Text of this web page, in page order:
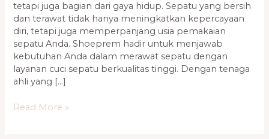
tetapi juga bagian dari gaya hidup. Sepatu yang bersih
dan terawat tidak hanya meningkatkan kepercayaan
diri, tetapi juga memperpanjang usia pemakaian
sepatu Anda. Shoeprem hadir untuk menjawab
kebutuhan Anda dalam merawat sepatu dengan
layanan cuci sepatu berkualitas tinggi. Dengan tenaga
ahli yang […]
Read More »